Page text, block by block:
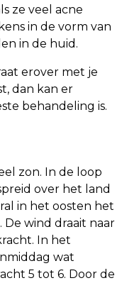
ze veel acne
in de vorm van
in de huid.
erover met je
dan kan er
behandeling is.
zon. In de loop
over het land
in het oosten het
De wind draait naar
In het
wat
5 tot 6. Door de